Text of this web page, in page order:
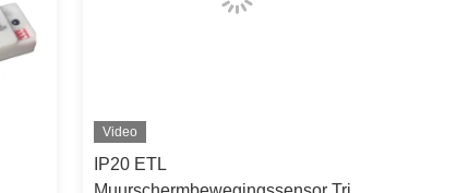
Video
IP20 ETL